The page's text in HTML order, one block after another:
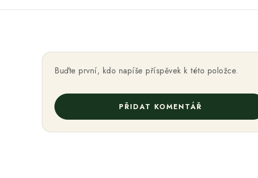
Buďte první, kdo napíše příspěvek k této položce.
PŘIDAT KOMENTÁŘ